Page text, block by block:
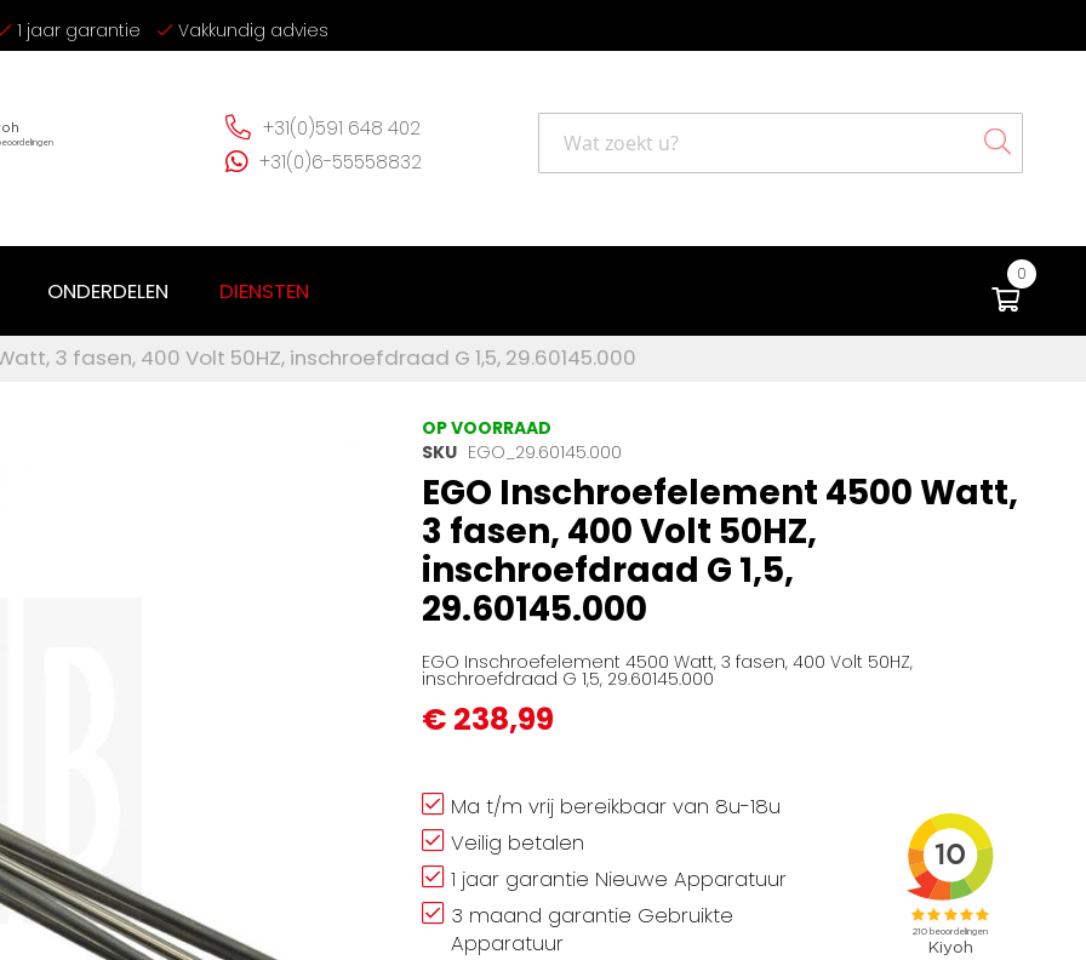
1 jaar garantie Vakkundig advies
+31(0)591 648 402
+31(0)6-55558832
Search
0
ONDERDELEN DIENSTEN
3 fasen, 400 Volt 50HZ, inschroefdraad G 1,5, 29.60145.000
OP VOORRAAD
SKU EGO_29.60145.000
EGO Inschroefelement 4500 Watt,
3 fasen, 400 Volt 50HZ,
inschroefdraad G 1,5,
29.60145.000
EGO Inschroefelement 4500 Watt, 3 fasen, 400 Volt 50HZ,
inschroefdraad G 1,5, 29.60145.000
€ 238,99
Ma t/m vrij bereikbaar van 8u-18u
Veilig betalen
1 jaar garantie Nieuwe Apparatuur
3 maand garantie Gebruikte
Apparatuur